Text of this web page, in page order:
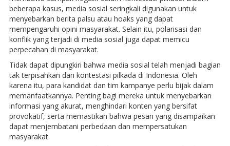
beberapa kasus, media sosial seringkali digunakan untuk
menyebarkan berita palsu atau hoaks yang dapat
mempengaruhi opini masyarakat. Selain itu, polarisasi dan
konflik yang terjadi di media sosial juga dapat memicu
perpecahan di masyarakat.
Tidak dapat dipungkiri bahwa media sosial telah menjadi bagian
tak terpisahkan dari kontestasi pilkada di Indonesia. Oleh
karena itu, para kandidat dan tim kampanye perlu bijak dalam
memanfaatkannya. Penting bagi mereka untuk menyebarkan
informasi yang akurat, menghindari konten yang bersifat
provokatif, serta memastikan bahwa pesan yang disampaikan
dapat menjembatani perbedaan dan mempersatukan
masyarakat.